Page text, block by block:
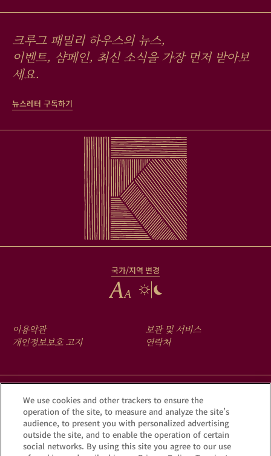
크루그 패밀리 하우스의 뉴스,
이벤트, 샴페인, 최신 소식을 가장 먼저 받아보
세요.
뉴스레터 구독하기
국가/지역 변경
FOOTER
MENU
이용약관
개인정보보호 고지 보관 및 서비스
연락처
크루그 앱을 다운로드하여 Krug iD를 통해 여러분의 샴페인에 숨겨진
이야기를 확인해 보세요.
We use cookies and other trackers to ensure the
operation of the site, to measure and analyze the site’s
audience, to present you with personalized advertising
outside the site, and to enable the operation of certain
social networks. By using this site you agree to our use